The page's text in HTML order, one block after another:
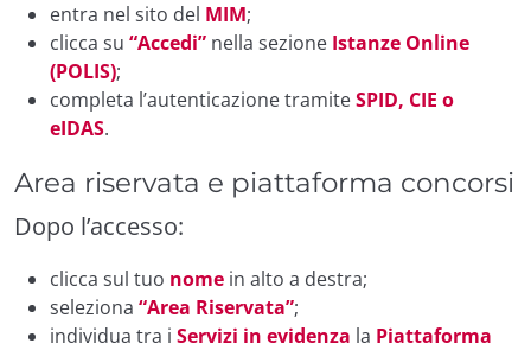
entra nel sito del MIM;
clicca su “Accedi” nella sezione Istanze Online
(POLIS);
completa l’autenticazione tramiteSPID, CIE o
eIDAS.
Area riservata e piattaforma concorsi
Dopo l’accesso:
clicca sul tuo nome in alto a destra;
seleziona “Area Riservata”;
individua tra i Servizi in evidenza la Piattaforma